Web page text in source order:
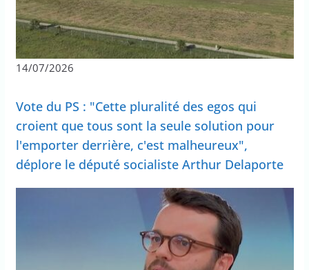
14/07/2026
Vote du PS : "Cette pluralité des egos qui
croient que tous sont la seule solution pour
l'emporter derrière, c'est malheureux",
déplore le député socialiste Arthur Delaporte